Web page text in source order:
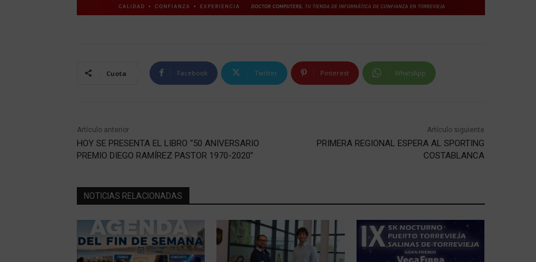
Cuota Facebook Twitter Pinterest WhatsApp
Artículo anterior
HOY SE PRESENTA EL LIBRO “50 ANIVERSARIO
PREMIO DIEGO RAMÍREZ PASTOR 1970-2020”
Artículo siguiente
PRIMERA REGIONAL ESPERA AL SPORTING
COSTABLANCA
NOTICIAS RELACIONADAS